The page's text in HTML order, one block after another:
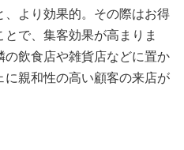
、より効果的。その際はお得
で、集客効果が高まりま
飲食店や雑貨店などに置か
親和性の高い顧客の来店が